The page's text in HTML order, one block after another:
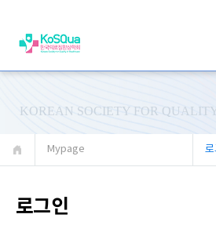
KOREAN SOCIETY FOR
Mypage
로그인